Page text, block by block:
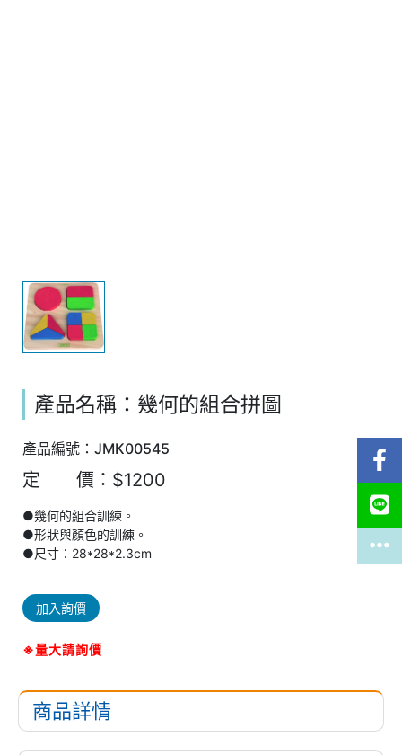
產品名稱：幾何的組合拼圖
產品編號：JMK00545
定 價：$1200
●幾何的組合訓練。
●形狀與顏色的訓練。
●尺寸：28*28*2.3cm
加入詢價
※量大請詢價
商品詳情